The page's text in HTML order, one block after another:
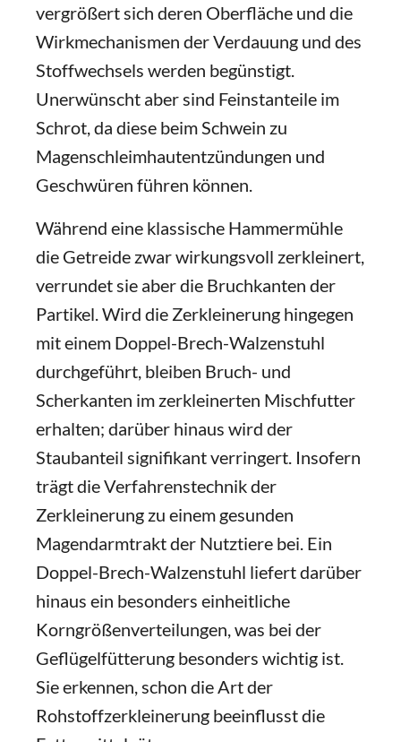
vergrößert sich deren Oberfläche und die
Wirkmechanismen der Verdauung und des
Stoffwechsels werden begünstigt.
Unerwünscht aber sind Feinstanteile im
Schrot, da diese beim Schwein zu
Magenschleimhautentzündungen und
Geschwüren führen können.
Während eine klassische Hammermühle
die Getreide zwar wirkungsvoll zerkleinert,
verrundet sie aber die Bruchkanten der
Partikel. Wird die Zerkleinerung hingegen
mit einem Doppel-Brech-Walzenstuhl
durchgeführt, bleiben Bruch- und
Scherkanten im zerkleinerten Mischfutter
erhalten; darüber hinaus wird der
Staubanteil signifikant verringert. Insofern
trägt die Verfahrenstechnik der
Zerkleinerung zu einem gesunden
Magendarmtrakt der Nutztiere bei. Ein
Doppel-Brech-Walzenstuhl liefert darüber
hinaus ein besonders einheitliche
Korngrößenverteilungen, was bei der
Geflügelfütterung besonders wichtig ist.
Sie erkennen, schon die Art der
Rohstoffzerkleinerung beeinflusst die